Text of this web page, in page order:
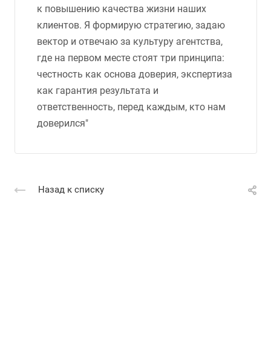
к повышению качества жизни наших
клиентов. Я формирую стратегию, задаю
вектор и отвечаю за культуру агентства,
где на первом месте стоят три принципа:
честность как основа доверия, экспертиза
как гарантия результата и
ответственность, перед каждым, кто нам
доверился"
Назад к списку